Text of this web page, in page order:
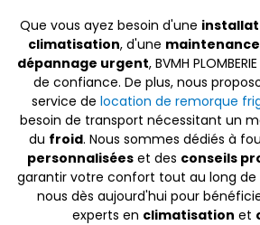
Que vous ayez besoin d'une
climatisation, d'une
dépannage urgent, BVMH
de confiance. De plus, nous
service de location de remorque
besoin de transport nécessitant un
du froid. Nous sommes dédiés à
personnalisées et des conseils
garantir votre confort tout au long
nous dès aujourd'hui pour
experts en climatisation et